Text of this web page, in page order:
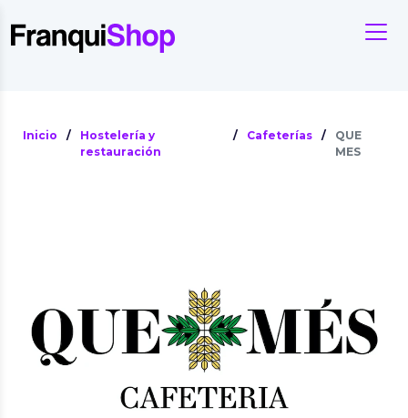
Inicio /
Hostelería y
restauración
/ Cafeterías /
QUE
MES